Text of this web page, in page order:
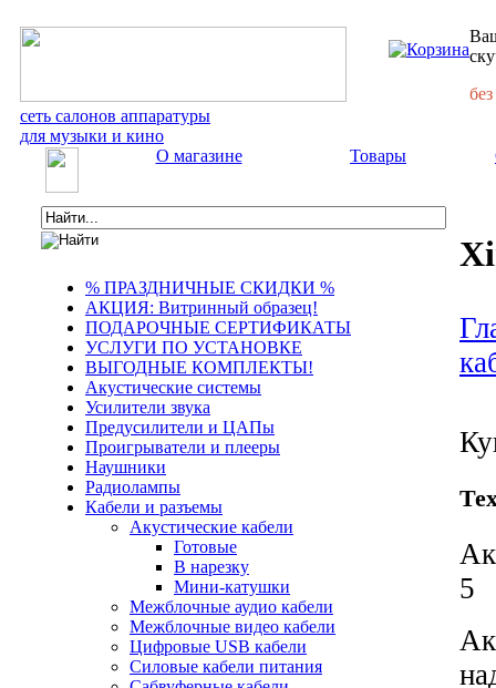
сеть салонов аппаратуры
для музыки и кино
О магазине Товары
% ПРАЗДНИЧНЫЕ СКИДКИ %
АКЦИЯ: Витринный образец!
ПОДАРОЧНЫЕ СЕРТИФИКАТЫ
УСЛУГИ ПО УСТАНОВКЕ
ВЫГОДНЫЕ КОМПЛЕКТЫ!
Акустические системы
Усилители звука
Предусилители и ЦАПы
Проигрыватели и плееры
Наушники
Радиолампы
Кабели и разъемы
Акустические кабели
Готовые
В нарезку
Мини-катушки
Межблочные аудио кабели
Межблочные видео кабели
Цифровые USB кабели
Силовые кабели питания
5